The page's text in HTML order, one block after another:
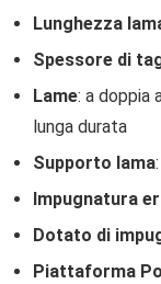
Lunghezza
Spessore di
Lame: a doppia
lunga durata
Supporto lama
Impugnatura
Dotato di
Piattaforma